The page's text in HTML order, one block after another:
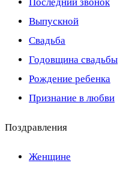
Выпускной
Свадьба
Годовщина свадьбы
Рождение ребенка
Признание в любви
Поздравления
Женщине